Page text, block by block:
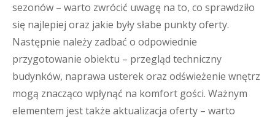
sezonów – warto zwrócić uwagę na to, co sprawdziło
się najlepiej oraz jakie były słabe punkty oferty.
Następnie należy zadbać o odpowiednie
przygotowanie obiektu – przegląd techniczny
budynków, naprawa usterek oraz odświeżenie wnętrz
mogą znacząco wpłynąć na komfort gości. Ważnym
elementem jest także aktualizacja oferty – warto